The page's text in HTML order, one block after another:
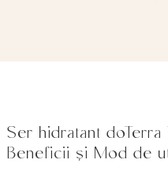
Ser hidratant
Beneficii și Mod de